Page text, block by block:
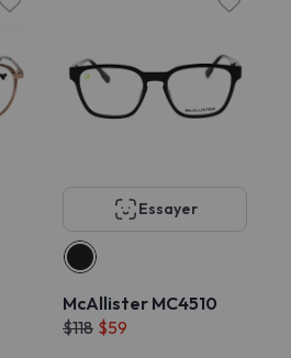
Essayer
McAllister MC4510
$118 $59